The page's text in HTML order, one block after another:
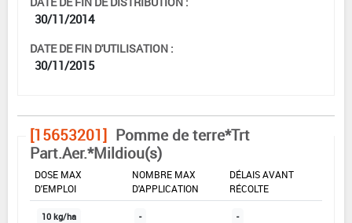
30/11/2014
DATE DE FIN D'UTILISATION :
30/11/2015
[15653201] Pomme de terre*Trt
Part.Aer.*Mildiou(s)
DOSE MAX
D'EMPLOI
NOMBRE MAX
D'APPLICATION
DÉLAIS AVANT
RÉCOLTE
10 kg/ha - -